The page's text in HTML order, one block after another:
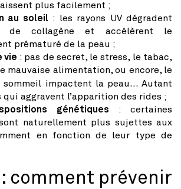
plus facilement ;
au soleil: les rayons UV dégradent
de collagène et accélèrent le
prématuré de la peau ;
vie : pas de secret, le stress, le tabac,
mauvaise alimentation, ou encore, le
sommeil impactent la peau… Autant
aggravent l’apparition des rides ;
génétiques : certaines
naturellement plus sujettes aux
en fonction de leur type de
comment prévenir